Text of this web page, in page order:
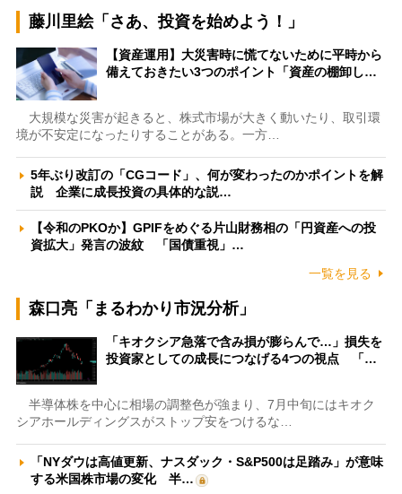
藤川里絵「さあ、投資を始めよう！」
【資産運用】大災害時に慌てないために平時から
備えておきたい3つのポイント「資産の棚卸し…
大規模な災害が起きると、株式市場が大きく動いたり、取引環
境が不安定になったりすることがある。一方…
5年ぶり改訂の「CGコード」、何が変わったのかポイントを解
説 企業に成長投資の具体的な説…
【令和のPKOか】GPIFをめぐる片山財務相の「円資産への投
資拡大」発言の波紋 「国債重視」…
一覧を見る
森口亮「まるわかり市況分析」
「キオクシア急落で含み損が膨らんで…」損失を
投資家としての成長につなげる4つの視点 「…
半導体株を中心に相場の調整色が強まり、7月中旬にはキオク
シアホールディングスがストップ安をつけるな…
「NYダウは高値更新、ナスダック・S&P500は足踏み」が意味
する米国株市場の変化 半…